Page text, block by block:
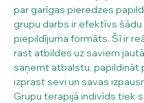
par garīgas pieredzes
grupu darbs ir efektīvs
piepildījuma formāts. Šī ir
rast atbildes uz saviem
saņemt atbalstu, papildināt
izprast sevi un savas
Grupu terapijā indivīds tiek